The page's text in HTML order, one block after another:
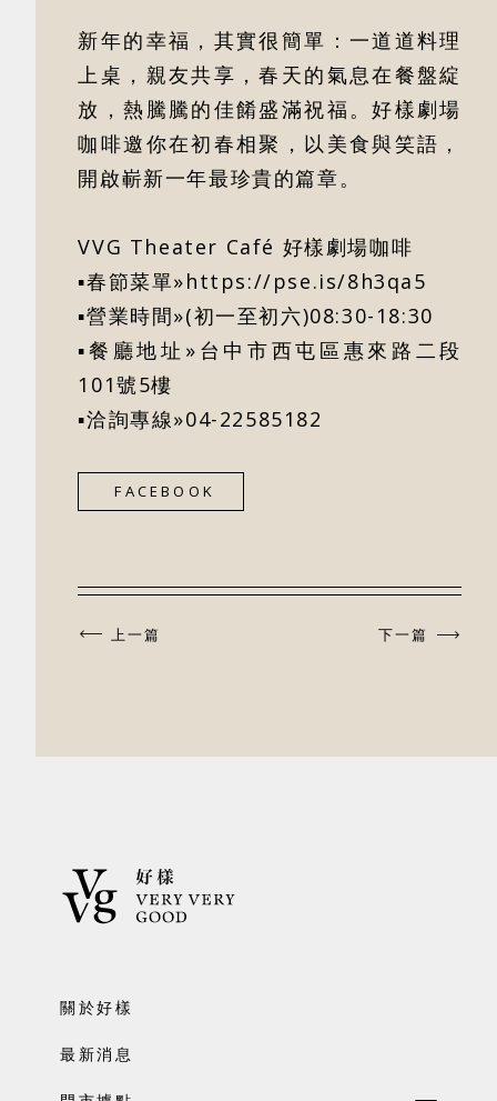
新年的幸福，其實很簡單：一道道料理
上桌，親友共享，春天的氣息在餐盤綻
放，熱騰騰的佳餚盛滿祝福。好樣劇場
咖啡邀你在初春相聚，以美食與笑語，
開啟嶄新一年最珍貴的篇章。
VVG Theater Café 好樣劇場咖啡
▪春節菜單»https://pse.is/8h3qa5
▪營業時間»(初一至初六)08:30-18:30
▪餐廳地址»台中市西屯區惠來路二段
101號5樓
▪洽詢專線»04-22585182
FACEBOOK
上一篇 下一篇
關於好樣
最新消息